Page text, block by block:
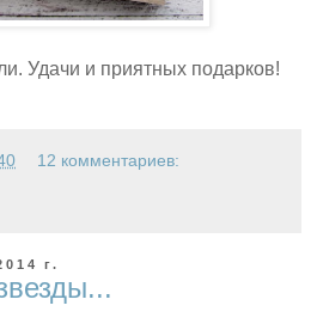
Удачи и приятных подарков!
12 комментариев:
г.